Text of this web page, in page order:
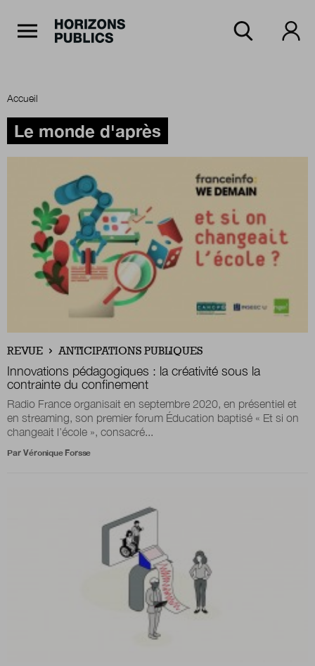
Accueil
Rubriques
Thèmes
Numéros
Boutique
Qui sommes-nous ?
Nous contacter
Newsletter
Renseignez votre email afin de suivre l'actualité
de la transformation publique.
Accueil
Le monde d'après
REVUE ANTICIPATIONS PUBLIQUES
Innovations pédagogiques : la créativité sous la
contrainte du confinement
Radio France organisait en septembre 2020, en présentiel et
en streaming, son premier forum Éducation baptisé « Et si on
changeait l’école », consacré...
Par Véronique Forsse